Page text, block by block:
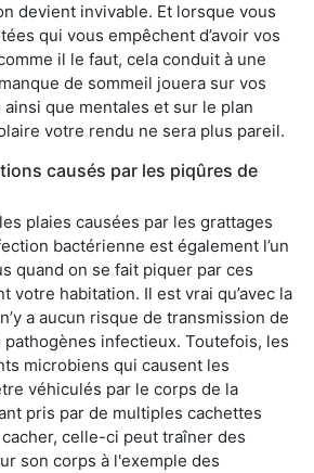
devient invivable. Et lorsque vous
qui vous empêchent d’avoir vos
il le faut, cela conduit à une
de sommeil jouera sur vos
que mentales et sur le plan
votre rendu ne sera plus pareil.
causés par les piqûres de
plaies causées par les grattages
bactérienne est également l’un
quand on se fait piquer par ces
votre habitation. Il est vrai qu’avec la
a aucun risque de transmission de
infectieux. Toutefois, les
microbiens qui causent les
véhiculés par le corps de la
pris par de multiples cachettes
celle-ci peut traîner des
son corps à l'exemple des